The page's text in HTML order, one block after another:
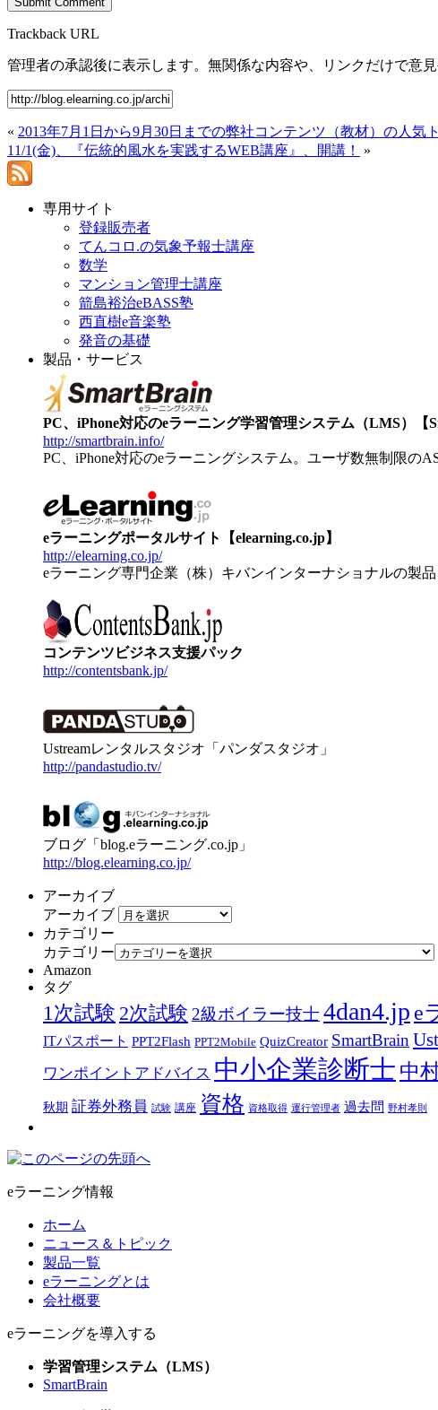
Trackback URL
管理者の承認後に表示します。無関係な内容や、リンクだけで意
« 2013年7月1日から9月30日までの弊社コンテンツ（教材）の人気
11/1(金)、『伝統的風水を実践するWEB講座』、開講！
»
専用サイト
登録販売者
てんコロ.の気象予報士講座
数学
マンション管理士講座
箭島裕治eBASS塾
西直樹e音楽塾
発音の基礎
製品・サービス
PC、iPhone対応のeラーニング学習管理システム（LMS）【
http://smartbrain.info/
PC、iPhone対応のeラーニングシステム。ユーザ数無制限の
eラーニングポータルサイト【elearning.co.jp】
http://elearning.co.jp/
eラーニング専門企業（株）キバンインターナショナルの製品
コンテンツビジネス支援パック
http://contentsbank.jp/
Ustreamレンタルスタジオ「パンダスタジオ」
http://pandastudio.tv/
ブログ「blog.eラーニング.co.jp」
http://blog.elearning.co.jp/
アーカイブ
アーカイブ
カテゴリー
カテゴリー
Amazon
タグ
1次試験 2次試験 2級ボイラー技士4dan4.jp e
ITパスポート PPT2Flash PPT2Mobile QuizCreator SmartBrain
ワンポイントアドバイス 中小企業診断士 中
秋期 証券外務員 試験 講座 資格 資格取得 運行管理者 過去問 野村孝則
eラーニング情報
ホーム
ニュース＆トピック
製品一覧
eラーニングとは
会社概要
eラーニングを導入する
学習管理システム（LMS）
SmartBrain